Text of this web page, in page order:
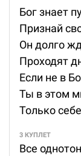
Бог знает
Признай
Он долго
Проходят
Если не в
Ты в этом
Только
3 КУПЛЕТ
Все